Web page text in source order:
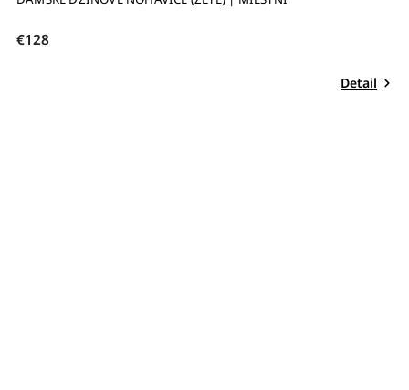
€128
Detail